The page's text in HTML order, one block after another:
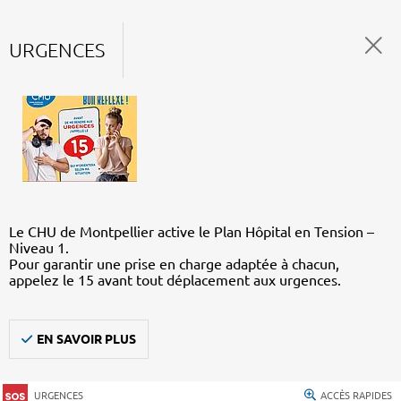
URGENCES
Le CHU de Montpellier active le Plan Hôpital en Tension –
Niveau 1.
Pour garantir une prise en charge adaptée à chacun,
appelez le 15 avant tout déplacement aux urgences.
EN SAVOIR PLUS
URGENCES ACCÈS RAPIDES